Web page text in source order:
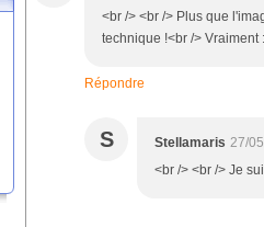
<br /> <br /> Plus que
technique !<br /> Vraiment
Répondre
S Stellamaris 27/
<br /> <br /> Je